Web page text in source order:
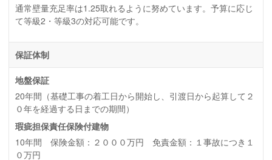
通常壁量充足率は1.25取れるように努めています。予算に応じ
て等級2・等級3の対応可能です。
保証体制
地盤保証
20年間（基礎工事の着工日から開始し、引渡日から起算して２
０年を経過する日までの期間）
瑕疵担保責任保険付建物
10年間 保険金額：２０００万円 免責金額：１事故につき１
０万円